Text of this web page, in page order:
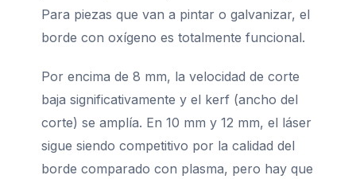
Para piezas que van a pintar o galvanizar, el
borde con oxígeno es totalmente funcional.
Por encima de 8 mm, la velocidad de corte
baja significativamente y el kerf (ancho del
corte) se amplía. En 10 mm y 12 mm, el láser
sigue siendo competitivo por la calidad del
borde comparado con plasma, pero hay que